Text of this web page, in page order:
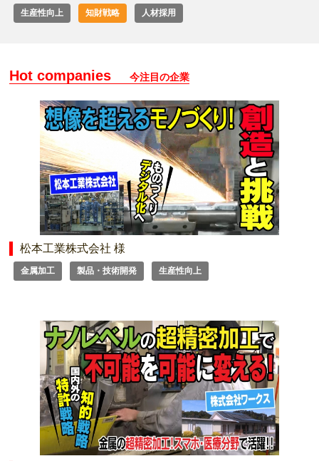
生産性向上 知財戦略 人材採用
Hot companies 今注目の企業
松本工業株式会社 様
金属加工 製品・技術開発 生産性向上